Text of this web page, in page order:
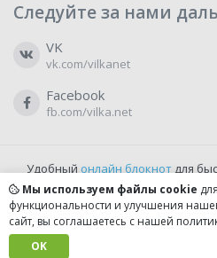
Следуйте за нами
VK
vk.com/vilkanet
Facebook
fb.com/vilka.net
Удобный онлайн блокнотдля
бесплатно и доступно
Мы используем файлы cookie
функциональности и улучшения
сайт, вы соглашаетесь с нашей
OK